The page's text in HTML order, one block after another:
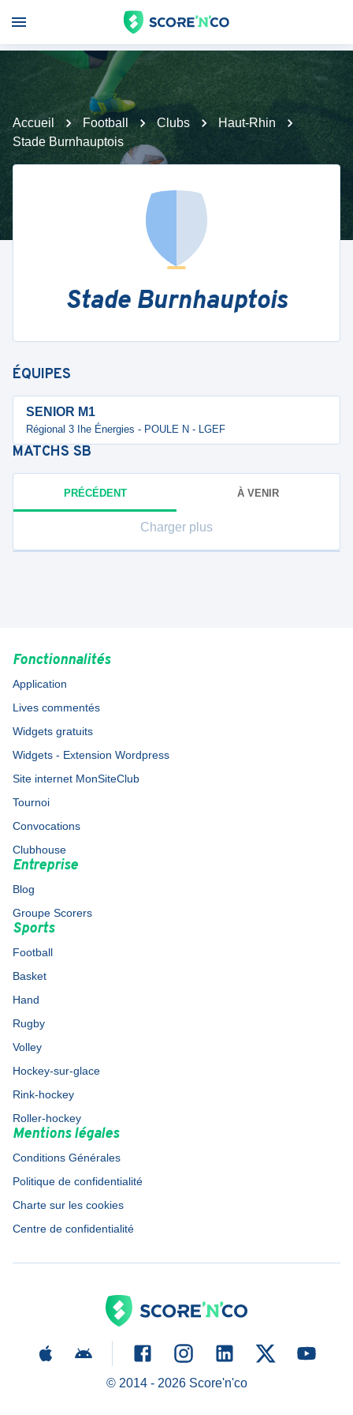
Accueil Football Clubs
Haut-Rhin
Stade Burnhauptois
Stade Burnhauptois
ÉQUIPES
SENIOR M1
Régional 3 Ihe Énergies - POULE N - LGEF
MATCHS SB
PRÉCÉDENT À VENIR
Charger plus
Fonctionnalités
Application
Lives commentés
Widgets gratuits
Widgets - Extension Wordpress
Site internet MonSiteClub
Tournoi
Convocations
Clubhouse
Entreprise
Blog
Groupe Scorers
Sports
Football
Basket
Hand
Rugby
Volley
Hockey-sur-glace
Rink-hockey
Roller-hockey
Mentions légales
Conditions Générales
Politique de confidentialité
Charte sur les cookies
Centre de confidentialité
© 2014 - 2026Score'n'co